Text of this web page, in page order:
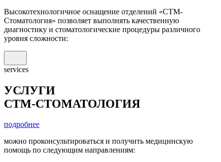
Высокотехнологичное оснащение отделений «СТМ-
Стоматология» позволяет выполнять качественную
диагностику и стоматологические процедуры различного
уровня сложности:
services
УСЛУГИ
СТМ-СТОМАТОЛОГИЯ
подробнее
можно проконсультироваться и получить медицинскую
помощь по следующим направлениям: